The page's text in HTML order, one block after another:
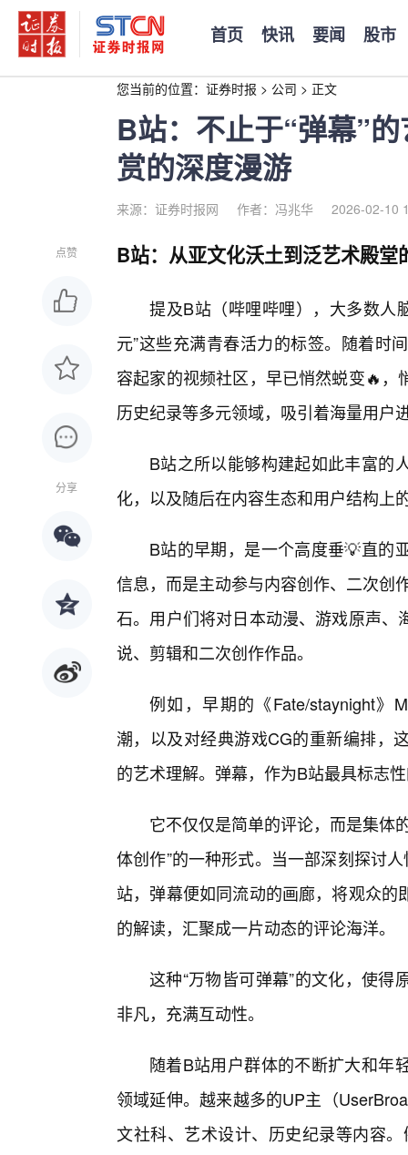
首页 快讯 要闻 股市
您当前的位置： 证券时报 > 公司 > 正文
B站：不止于“弹幕”
赏的深度漫游
来源：证券时报网 作者：冯兆华 2026-02-10
点赞
分享
B站：从亚文化沃土到泛艺术殿堂
提及B站（哔哩哔哩），大多数人
元”这些充满青春活力的标签。随着时
容起家的视频社区，早已悄然蜕变🔥
历史纪录等多元领域，吸引着海量用户
B站之所以能够构建起如此丰富的
化，以及随后在内容生态和用户结构上
B站的早期，是一个高度垂💡直的
信息，而是主动参与内容创作、二次创
石。用户们将对日本动漫、游戏原声
说、剪辑和二次创作作品。
例如，早期的《Fate/staynight》
潮，以及对经典游戏CG的重新编排，
的艺术理解。弹幕，作为B站最具标志
它不仅仅是简单的评论，而是集体
体创作”的一种形式。当一部深刻探讨
站，弹幕便如同流动的画廊，将观众
的解读，汇聚成一片动态的评论海洋。
这种“万物皆可弹幕”的文化，使
非凡，充满互动性。
随着B站用户群体的不断扩大和年
领域延伸。越来越多的UP主（
文社科、艺术设计、历史纪录等内容